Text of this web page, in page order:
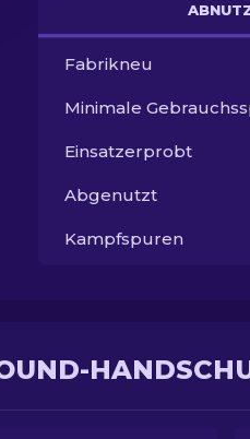
Fabrikneu
Minimale
Einsatzerprobt
Abgenutzt
Kampfspuren